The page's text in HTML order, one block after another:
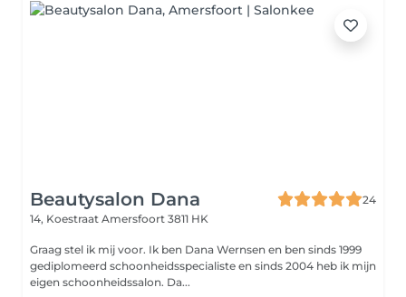
Beautysalon Dana
24
14, Koestraat Amersfoort 3811 HK
Graag stel ik mij voor. Ik ben Dana Wernsen en ben sinds 1999
gediplomeerd schoonheidsspecialiste en sinds 2004 heb ik mijn
eigen schoonheidssalon. Da...